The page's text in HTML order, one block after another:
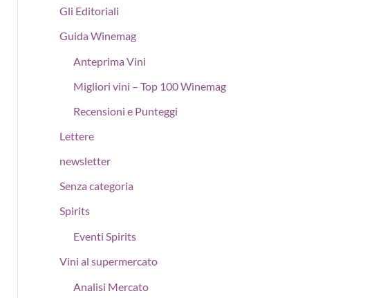
Gli Editoriali
Guida Winemag
Anteprima Vini
Migliori vini – Top 100 Winemag
Recensioni e Punteggi
Lettere
newsletter
Senza categoria
Spirits
Eventi Spirits
Vini al supermercato
Analisi Mercato